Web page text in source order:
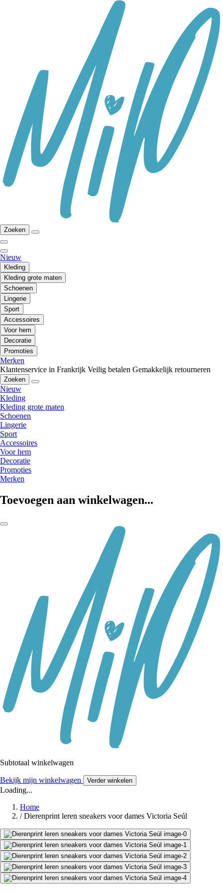
Zoeken
Nieuw
Kleding
Kleding grote maten
Schoenen
Lingerie
Sport
Accessoires
Voor hem
Decoratie
Promoties
Merken
Klantenservice in Frankrijk Veilig betalen Gemakkelijk retourneren
Zoeken
Nieuw
Kleding
Kleding grote maten
Schoenen
Lingerie
Sport
Accessoires
Voor hem
Decoratie
Promoties
Merken
Toevoegen aan winkelwagen...
Subtotaal winkelwagen
Bekijk mijn winkelwagen Verder winkelen
Loading...
Home
/ Dierenprint leren sneakers voor dames Victoria Seúl